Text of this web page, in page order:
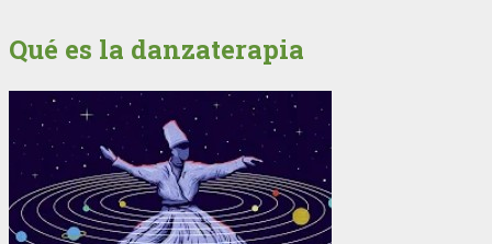
Qué es la danzaterapia